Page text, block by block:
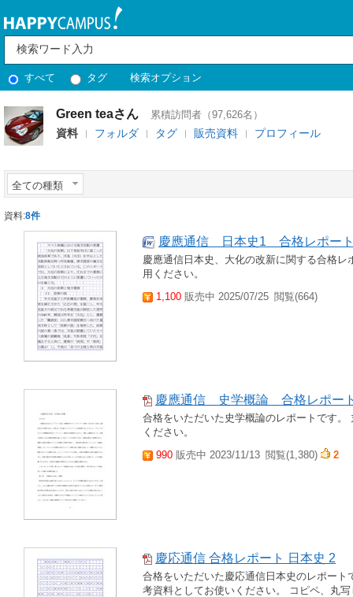
すべて タグ 検索オプション
Green teaさん 累積訪問者（97,626名）
資料 フォルダ タグ 販売資料 プロフィール
全ての種類
資料:8件
慶應通信 日本史1 合格レポー
慶應通信日本史、大化の改新に関する合格
用ください。
1,100 販売中 2025/07/25 閲覧(664)
慶應通信 史学概論 合格レポー
合格をいただいた史学概論のレポートです
ください。
990 販売中 2023/11/13 閲覧(1,380) 2
慶応通信 合格レポート 日本史 2
合格をいただいた慶応通信日本史のレポー
考資料としてお使いください。 コピペ、丸